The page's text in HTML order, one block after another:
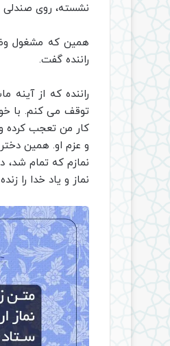
نشسته، روی صندلی
همین که مشغول
راننده گفت.
راننده که از
توقف می کنم. با
کار من تعجب کرده و
و عزم او. همین
نمازم که تمام شد،
نماز و یاد خدا را